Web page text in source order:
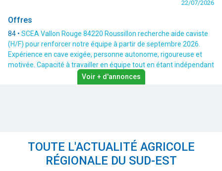
22/07/2026
Offres
84 • SCEA Vallon Rouge 84220 Roussillon recherche aide caviste
(H/F) pour renforcer notre équipe à partir de septembre 2026.
Expérience en cave exigée, personne autonome, rigoureuse et
motivée. Capacité à travailler en équipe tout en étant indépendant
dans l’exécution des tâches. Sens de l’organisation et respect des
consignes d’hygiène. Prise de poste à convenir. Logement
Vends centrale de production d'eau glacée réversible (froid et
chaud) marque KREYER.
Voir + d'annonces
TOUTE L'ACTUALITÉ AGRICOLE
RÉGIONALE DU SUD-EST